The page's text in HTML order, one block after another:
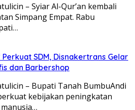
– Syiar Al-Qur’an kembali
Simpang Empat. Rabu
SDM, Disnakertrans Gelar
dan Barbershop
– Bupati Tanah BumbuAndi
kebijakan peningkatan